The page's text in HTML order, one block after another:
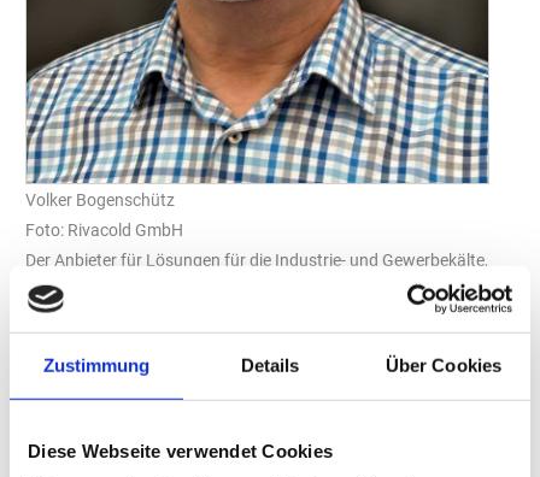
Zustimmung Details Über Cookies
Diese Webseite verwendet Cookies
Volker Bogenschütz
Foto: Rivacold GmbH
Der Anbieter für Lösungen für die Industrie- und Gewerbekälte,
„Rivacold CI GmbH“, mit Sitz in Fellbach, baut ihre
Vertriebsmannschaft weiter aus. Neu im Team ist Volker
Bogenschütz (59). Als Gebietsleiter für die Intercompany-Firmen
„Rivacold CI GmbH“ und „CI GmbH Control Instruments“ mit
betreut er seit Herbst 2024 das Vertriebsgeschäft in Baden-